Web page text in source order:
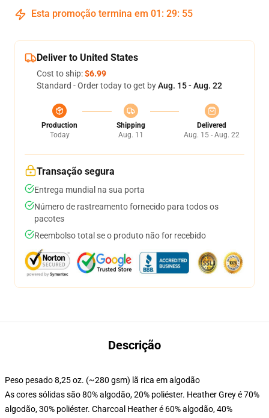
Esta promoção termina em 01 : 29: 54
Deliver to United States
Cost to ship:$6.99
Standard - Order today to get byAug. 15 - Aug. 22
Production
Today
Shipping
Aug. 11
Delivered
Aug. 15 - Aug. 22
Transação segura
Entrega mundial na sua porta
Número de rastreamento fornecido para todos os
pacotes
Reembolso total se o produto não for recebido
Descrição
Peso pesado 8,25 oz. (~280 gsm) lã rica em algodão
As cores sólidas são 80% algodão, 20% poliéster. Heather Grey é 70%
algodão, 30% poliéster. Charcoal Heather é 60% algodão, 40%